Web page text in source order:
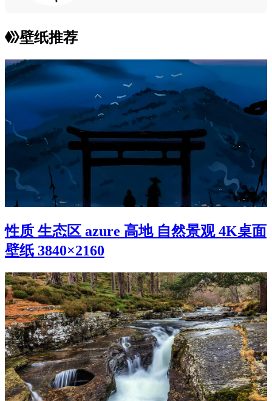
壁纸推荐
性质 生态区 azure 高地 自然景观 4K桌面
壁纸 3840×2160